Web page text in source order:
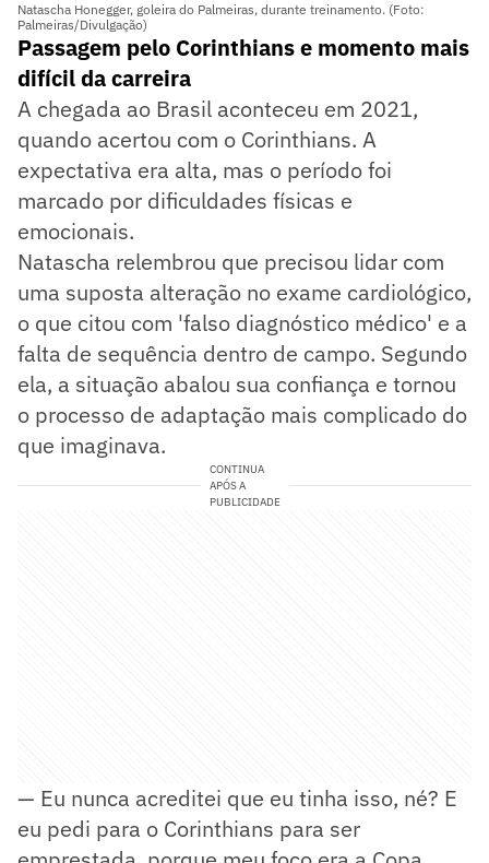
Natascha Honegger, goleira do Palmeiras, durante treinamento. (Foto:
Palmeiras/Divulgação)
Passagem pelo Corinthians e momento mais
difícil da carreira
A chegada ao Brasil aconteceu em 2021,
quando acertou com o Corinthians. A
expectativa era alta, mas o período foi
marcado por dificuldades físicas e
emocionais.
Natascha relembrou que precisou lidar com
uma suposta alteração no exame cardiológico,
o que citou com 'falso diagnóstico médico' e a
falta de sequência dentro de campo. Segundo
ela, a situação abalou sua confiança e tornou
o processo de adaptação mais complicado do
que imaginava.
CONTINUA
APÓS A
PUBLICIDADE
— Eu nunca acreditei que eu tinha isso, né? E
eu pedi para o Corinthians para ser